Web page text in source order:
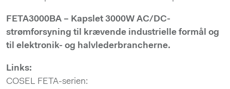
FETA3000BA – Kapslet 3000W AC/DC-
strømforsyning til krævende industrielle formål og
til elektronik- og halvlederbrancherne.
Links:
COSEL FETA-serien: